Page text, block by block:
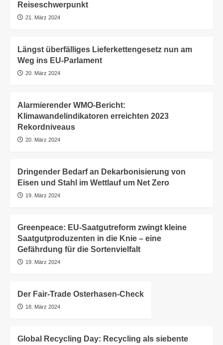
Reiseschwerpunkt
21. März 2024
Längst überfälliges Lieferkettengesetz nun am
Weg ins EU-Parlament
20. März 2024
Alarmierender WMO-Bericht:
Klimawandelindikatoren erreichten 2023
Rekordniveaus
20. März 2024
Dringender Bedarf an Dekarbonisierung von
Eisen und Stahl im Wettlauf um Net Zero
19. März 2024
Greenpeace: EU-Saatgutreform zwingt kleine
Saatgutproduzenten in die Knie – eine
Gefährdung für die Sortenvielfalt
19. März 2024
Der Fair-Trade Osterhasen-Check
18. März 2024
Global Recycling Day: Recycling als siebente